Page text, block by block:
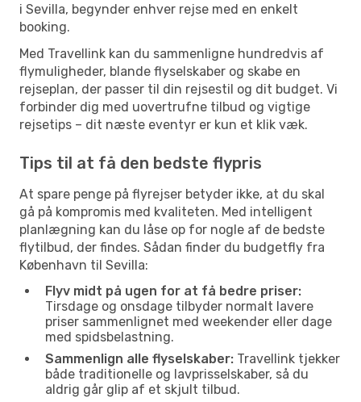
i Sevilla, begynder enhver rejse med en enkelt
booking.
Med Travellink kan du sammenligne hundredvis af
flymuligheder, blande flyselskaber og skabe en
rejseplan, der passer til din rejsestil og dit budget. Vi
forbinder dig med uovertrufne tilbud og vigtige
rejsetips – dit næste eventyr er kun et klik væk.
Tips til at få den bedste flypris
At spare penge på flyrejser betyder ikke, at du skal
gå på kompromis med kvaliteten. Med intelligent
planlægning kan du låse op for nogle af de bedste
flytilbud, der findes. Sådan finder du budgetfly fra
København til Sevilla:
Flyv midt på ugen for at få bedre priser:
Tirsdage og onsdage tilbyder normalt lavere
priser sammenlignet med weekender eller dage
med spidsbelastning.
Sammenlign alle flyselskaber: Travellink tjekker
både traditionelle og lavprisselskaber, så du
aldrig går glip af et skjult tilbud.